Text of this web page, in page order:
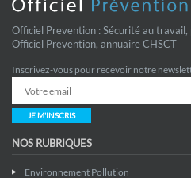
Officiel Prevention : Sécurité au
Officiel Prevention, annuaire CHSCT
Inscrivez-vous pour recevoir notre
JE M'INSCRIS
NOS RUBRIQUES
Environnement Pollution